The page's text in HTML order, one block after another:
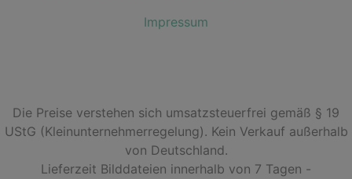
Impressum
Die Preise verstehen sich umsatzsteuerfrei gemäß § 19
UStG (Kleinunternehmerregelung). Kein Verkauf außerhalb
von Deutschland.
Lieferzeit Bilddateien innerhalb von 7 Tagen -